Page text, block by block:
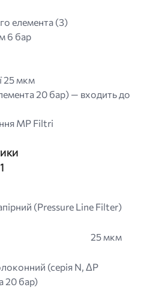
елемента (3)
6 бар
25 мкм
20 бар) — входить до
MP Filtri
(Pressure Line Filter)
25 мкм
(серія N, ΔP
20 бар)